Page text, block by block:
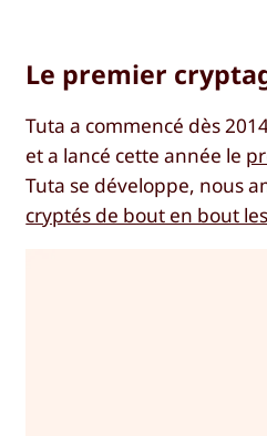
Le premier
Tuta a commencé dès
et a lancé cette année le
Tuta se développe, nous
cryptés de bout en bout